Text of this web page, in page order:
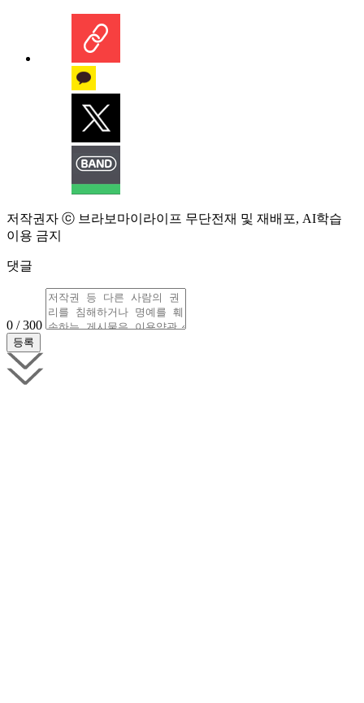
저작권자 ⓒ 브라보마이라이프 무단전재 및 재배포, AI학습
이용 금지
댓글
0 / 300